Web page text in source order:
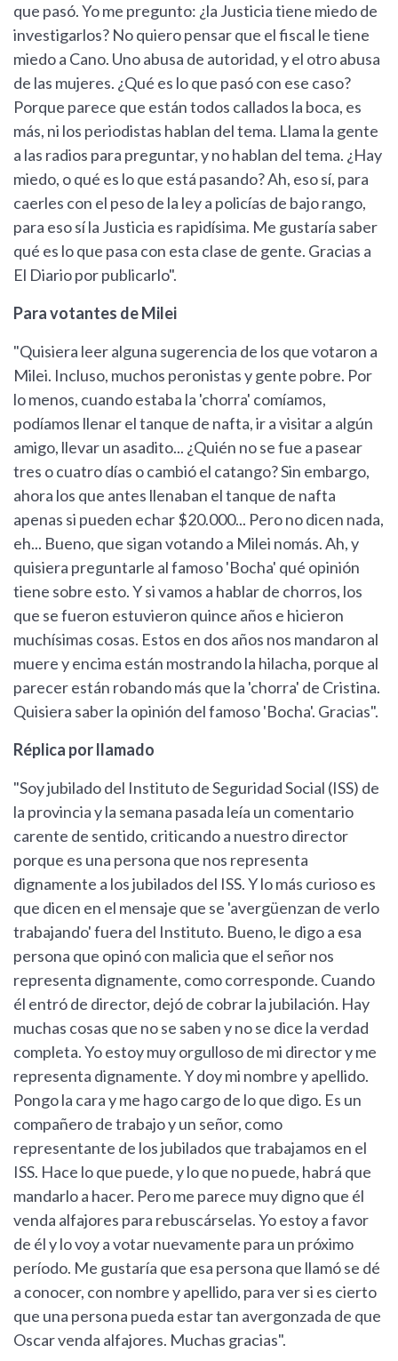
que pasó. Yo me pregunto: ¿la Justicia tiene miedo de
investigarlos? No quiero pensar que el fiscal le tiene
miedo a Cano. Uno abusa de autoridad, y el otro abusa
de las mujeres. ¿Qué es lo que pasó con ese caso?
Porque parece que están todos callados la boca, es
más, ni los periodistas hablan del tema. Llama la gente
a las radios para preguntar, y no hablan del tema. ¿Hay
miedo, o qué es lo que está pasando? Ah, eso sí, para
caerles con el peso de la ley a policías de bajo rango,
para eso sí la Justicia es rapidísima. Me gustaría saber
qué es lo que pasa con esta clase de gente. Gracias a
El Diario por publicarlo".
Para votantes de Milei
"Quisiera leer alguna sugerencia de los que votaron a
Milei. Incluso, muchos peronistas y gente pobre. Por
lo menos, cuando estaba la 'chorra' comíamos,
podíamos llenar el tanque de nafta, ir a visitar a algún
amigo, llevar un asadito... ¿Quién no se fue a pasear
tres o cuatro días o cambió el catango? Sin embargo,
ahora los que antes llenaban el tanque de nafta
apenas si pueden echar $20.000... Pero no dicen nada,
eh... Bueno, que sigan votando a Milei nomás. Ah, y
quisiera preguntarle al famoso 'Bocha' qué opinión
tiene sobre esto. Y si vamos a hablar de chorros, los
que se fueron estuvieron quince años e hicieron
muchísimas cosas. Estos en dos años nos mandaron al
muere y encima están mostrando la hilacha, porque al
parecer están robando más que la 'chorra' de Cristina.
Quisiera saber la opinión del famoso 'Bocha'. Gracias".
Réplica por llamado
"Soy jubilado del Instituto de Seguridad Social (ISS) de
la provincia y la semana pasada leía un comentario
carente de sentido, criticando a nuestro director
porque es una persona que nos representa
dignamente a los jubilados del ISS. Y lo más curioso es
que dicen en el mensaje que se 'avergüenzan de verlo
trabajando' fuera del Instituto. Bueno, le digo a esa
persona que opinó con malicia que el señor nos
representa dignamente, como corresponde. Cuando
él entró de director, dejó de cobrar la jubilación. Hay
muchas cosas que no se saben y no se dice la verdad
completa. Yo estoy muy orgulloso de mi director y me
representa dignamente. Y doy mi nombre y apellido.
Pongo la cara y me hago cargo de lo que digo. Es un
compañero de trabajo y un señor, como
representante de los jubilados que trabajamos en el
ISS. Hace lo que puede, y lo que no puede, habrá que
mandarlo a hacer. Pero me parece muy digno que él
venda alfajores para rebuscárselas. Yo estoy a favor
de él y lo voy a votar nuevamente para un próximo
período. Me gustaría que esa persona que llamó se dé
a conocer, con nombre y apellido, para ver si es cierto
que una persona pueda estar tan avergonzada de que
Oscar venda alfajores. Muchas gracias".